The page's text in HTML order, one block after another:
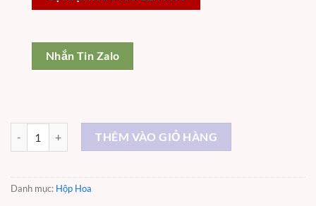
Nhắn Tin Zalo
Hộp hoa sáp i love you số lượngTHÊM VÀO GIỎ HÀNG
Danh mục: Hộp Hoa